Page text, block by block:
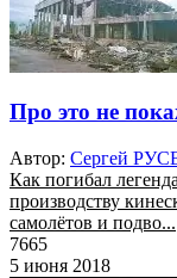
Про это не
Автор: Сергей
Как погибал
производству
самолётов и подво...
7665
5 июня 2018